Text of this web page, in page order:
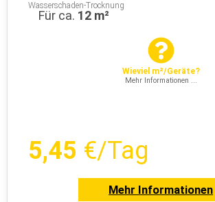
Wasserschaden-Trocknung
Für ca. 12 m²
Wieviel m²/Geräte?
Mehr Informationen ...
5,45 €/Tag
Mehr Informationen